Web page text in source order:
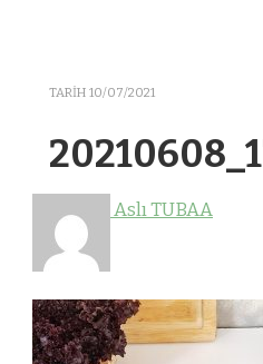
TARIH 10/07/2021
Aslı TUBAA